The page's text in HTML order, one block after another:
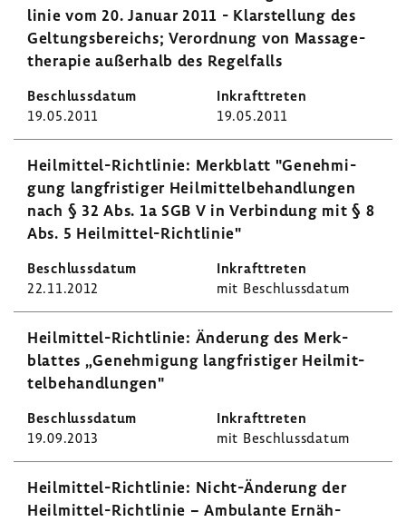
linie vom 20. Januar 2011 - Klar­stel­lung des
Geltungs­be­reichs; Verord­nung von Massa­ge­
the­rapie außer­halb des Regel­falls
19.05.2011 19.05.2011
Heilmittel-​Richtlinie: Merk­blatt "Geneh­mi­
gung lang­fris­tiger Heil­mit­tel­be­hand­lungen
nach § 32 Abs. 1a SGB V in Verbin­dung mit § 8
Abs. 5 Heilmittel-​Richtlinie"
22.11.2012 mit Beschluss­datum
Heilmittel-​Richtlinie: Ände­rung des Merk­
blattes „Geneh­mi­gung lang­fris­tiger Heil­mit­
tel­be­hand­lungen"
19.09.2013 mit Beschluss­datum
Heilmittel-​Richtlinie: Nicht-​Änderung der
Heilmittel-​Richtlinie − Ambu­lante Ernäh­